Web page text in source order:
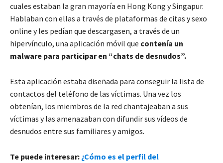
cuales estaban la gran mayoría en Hong Kong y Singapur.
Hablaban con ellas a través de plataformas de citas y sexo
online y les pedían que descargasen, a través de un
hipervínculo, una aplicación móvil que contenía un
malware para participar en “chats de desnudos”.
Esta aplicación estaba diseñada para conseguir la lista de
contactos del teléfono de las víctimas. Una vez los
obtenían, los miembros de la red chantajeaban a sus
víctimas y las amenazaban con difundir sus vídeos de
desnudos entre sus familiares y amigos.
Te puede interesar: ¿Cómo es el perfil del